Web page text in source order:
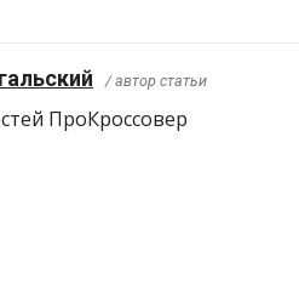
/ автор статьи
ПроКроcсовер